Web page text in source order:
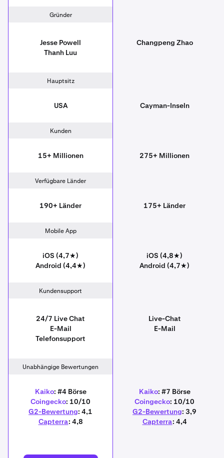
Gründer
Jesse Powell
Thanh Luu
Changpeng Zhao
Hauptsitz
USA Cayman-Inseln
Kunden
15+ Millionen 275+ Millionen
Verfügbare Länder
190+ Länder 175+ Länder
Mobile App
iOS (4,7★)
Android (4,4★)
iOS (4,8★)
Android (4,7★)
Kundensupport
24/7 Live Chat
E-Mail
Telefonsupport
Live-Chat
E-Mail
Unabhängige Bewertungen
Kaiko: #4 Börse
Coingecko: 10/10
G2-Bewertung: 4,1
Capterra: 4,8
Kaiko: #7 Börse
Coingecko: 10/10
G2-Bewertung: 3,9
Capterra: 4,4